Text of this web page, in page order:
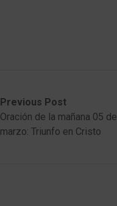
Post
navigation
Previous Post
Previous
post:
Oración de la mañana 05 de
marzo: Triunfo en Cristo
Next
post: